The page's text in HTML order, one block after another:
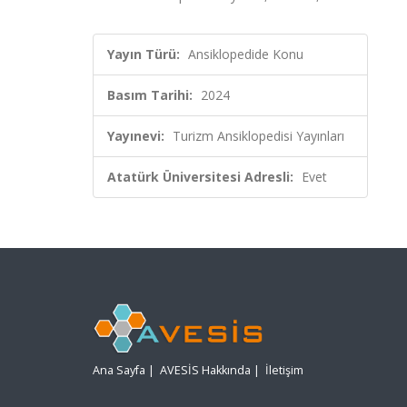
Yayın Türü: Ansiklopedide Konu
Basım Tarihi: 2024
Yayınevi: Turizm Ansiklopedisi Yayınları
Atatürk Üniversitesi Adresli: Evet
Ana Sayfa | AVESİS Hakkında | İletişim